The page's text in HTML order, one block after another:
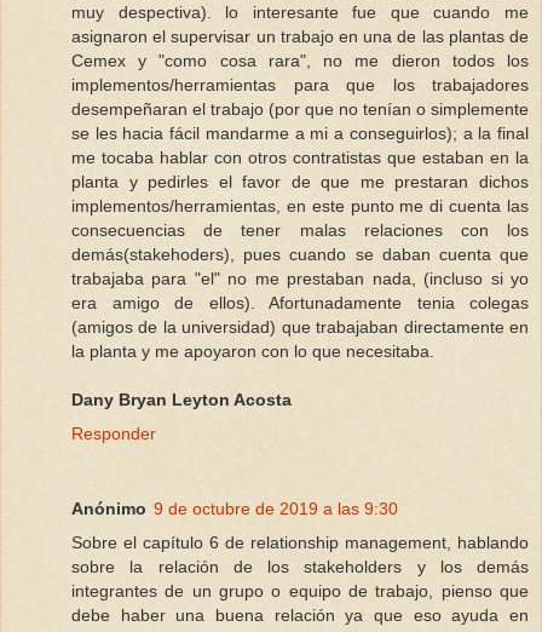
muy despectiva). lo interesante fue que cuando me
asignaron el supervisar un trabajo en una de las plantas de
Cemex y "como cosa rara", no me dieron todos los
implementos/herramientas para que los trabajadores
desempeñaran el trabajo (por que no tenían o simplemente
se les hacia fácil mandarme a mi a conseguirlos); a la final
me tocaba hablar con otros contratistas que estaban en la
planta y pedirles el favor de que me prestaran dichos
implementos/herramientas, en este punto me di cuenta las
consecuencias de tener malas relaciones con los
demás(stakehoders), pues cuando se daban cuenta que
trabajaba para "el" no me prestaban nada, (incluso si yo
era amigo de ellos). Afortunadamente tenia colegas
(amigos de la universidad) que trabajaban directamente en
la planta y me apoyaron con lo que necesitaba.
Dany Bryan Leyton Acosta
Responder
Anónimo 9 de octubre de 2019 a las 9:30
Sobre el capítulo 6 de relationship management, hablando
sobre la relación de los stakeholders y los demás
integrantes de un grupo o equipo de trabajo, pienso que
debe haber una buena relación ya que eso ayuda en